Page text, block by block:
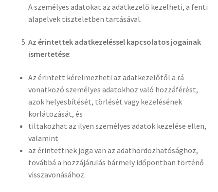
A személyes adatokat az adatkezelő kezelheti, a fenti
alapelvek tiszteletben tartásával.
Az érintettek adatkezeléssel kapcsolatos jogainak
ismertetése:
Az érintett kérelmezheti az adatkezelőtől a rá
vonatkozó személyes adatokhoz való hozzáférést,
azok helyesbítését, törlését vagy kezelésének
korlátozását, és
tiltakozhat az ilyen személyes adatok kezelése ellen,
valamint
az érintettnek joga van az adathordozhatósághoz,
továbbá a hozzájárulás bármely időpontban történő
visszavonásához.